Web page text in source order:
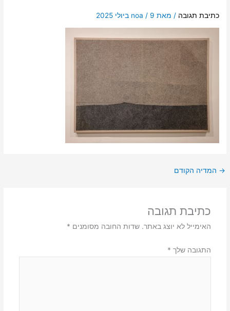
כתיבת תגובה / מאת noa / 9 ביולי 2025
→ המדיה הקודם
כתיבת תגובה
האימייל לא יוצג באתר. שדות החובה מסומנים *
התגובה שלך *